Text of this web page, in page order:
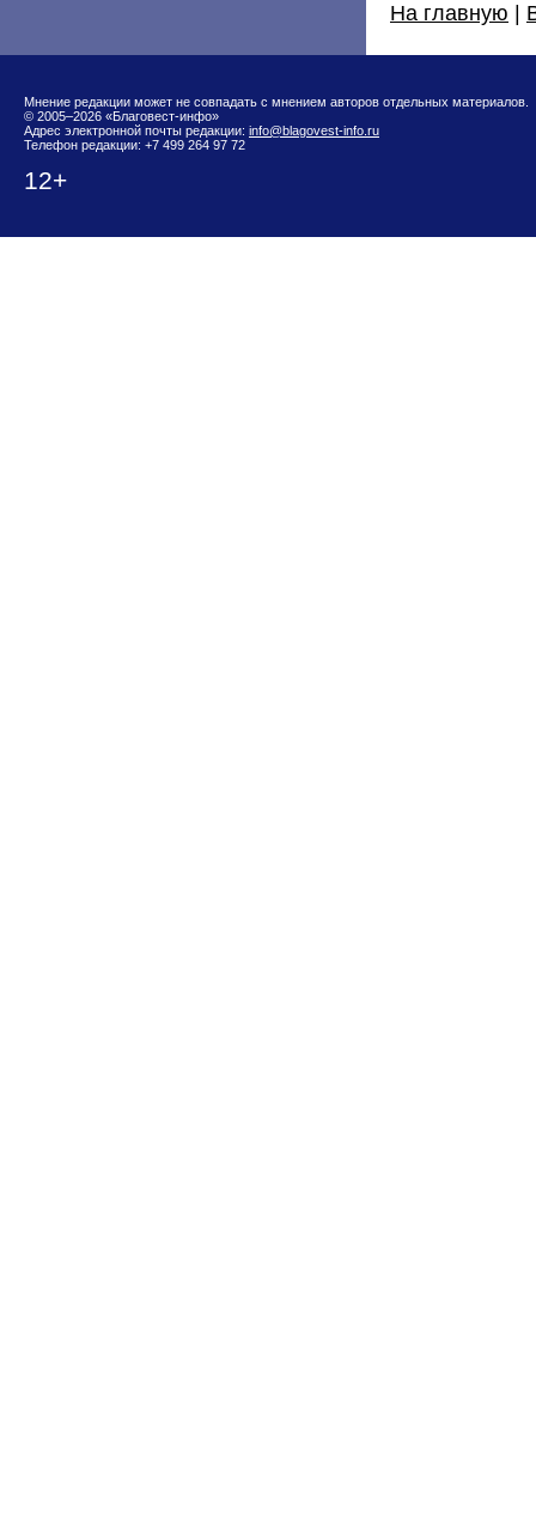
На главную
Мнение редакции может не совпадать с мнением авторов отдельных материалов.
© 2005–2026 «Благовест-инфо»
Адрес электронной почты редакции: info@blagovest-info.ru
Телефон редакции: +7 499 264 97 72
12+